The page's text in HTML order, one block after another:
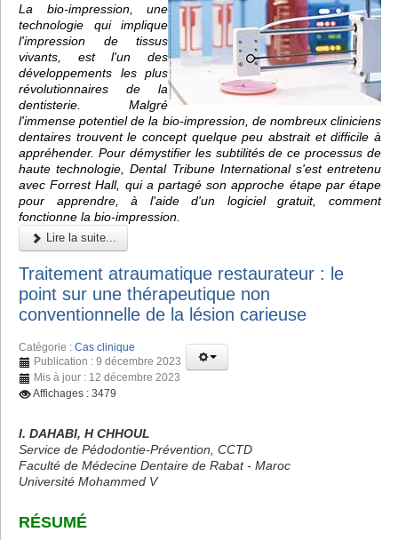
La bio-impression, une
technologie qui implique
l'impression de tissus
vivants, est l'un des
développements les plus
révolutionnaires de la
dentisterie. Malgré
l'immense potentiel de la bio-impression, de nombreux cliniciens
dentaires trouvent le concept quelque peu abstrait et difficile à
appréhender. Pour démystifier les subtilités de ce processus de
haute technologie, Dental Tribune International s'est entretenu
avec Forrest Hall, qui a partagé son approche étape par étape
pour apprendre, à l'aide d'un logiciel gratuit, comment
fonctionne la bio-impression.
Lire la suite...
Traitement atraumatique restaurateur : le
point sur une thérapeutique non
conventionnelle de la lésion carieuse
Catégorie : Cas clinique
Publication : 9 décembre 2023
Mis à jour : 12 décembre 2023
Affichages : 3479
I. DAHABI, H CHHOUL
Service de Pédodontie-Prévention, CCTD
Faculté de Médecine Dentaire de Rabat - Maroc
Université Mohammed V
RÉSUMÉ